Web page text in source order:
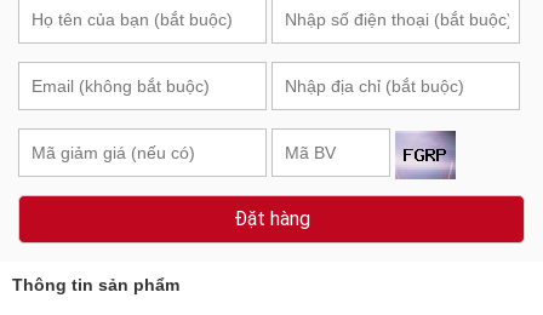
Đặt hàng
Thông tin sản phẩm